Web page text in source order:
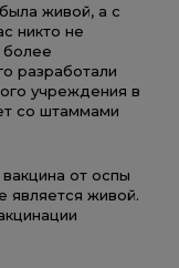
живой, а с
никто не
более
разработали
учреждения в
со штаммами
от оспы
является живой.